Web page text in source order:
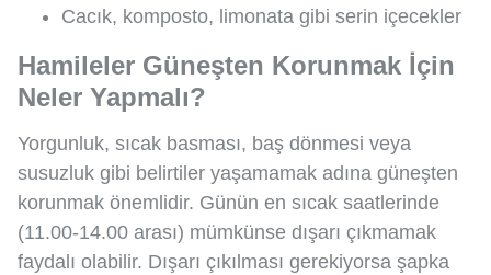
Cacık, komposto, limonata gibi serin içecekler
Hamileler Güneşten Korunmak İçin
Neler Yapmalı?
Yorgunluk, sıcak basması, baş dönmesi veya
susuzluk gibi belirtiler yaşamamak adına güneşten
korunmak önemlidir. Günün en sıcak saatlerinde
(11.00-14.00 arası) mümkünse dışarı çıkmamak
faydalı olabilir. Dışarı çıkılması gerekiyorsa şapka